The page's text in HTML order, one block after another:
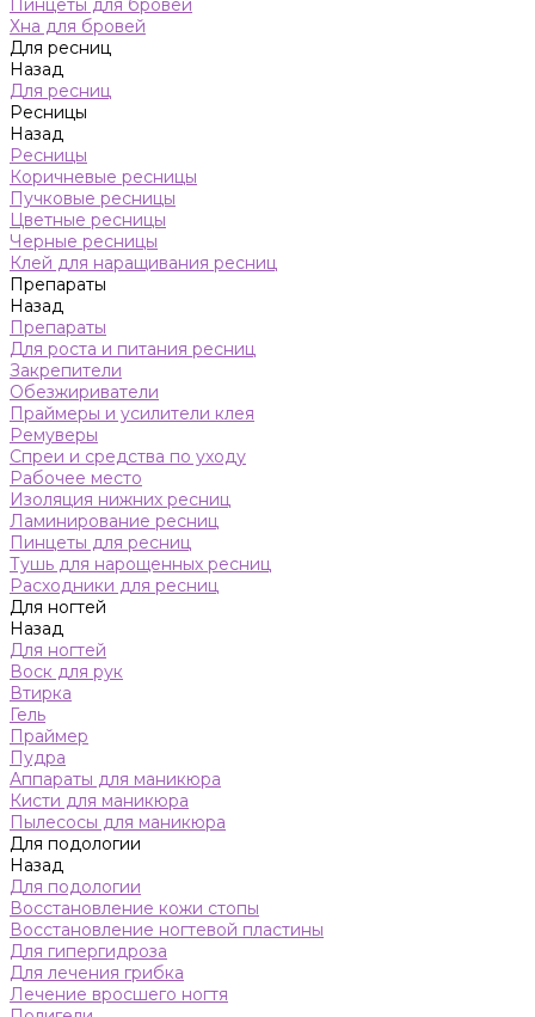
Пинцеты для бровей
Хна для бровей
Для ресниц
Назад
Для ресниц
Ресницы
Назад
Ресницы
Коричневые ресницы
Пучковые ресницы
Цветные ресницы
Черные ресницы
Клей для наращивания ресниц
Препараты
Назад
Препараты
Для роста и питания ресниц
Закрепители
Обезжириватели
Праймеры и усилители клея
Ремуверы
Спреи и средства по уходу
Рабочее место
Изоляция нижних ресниц
Ламинирование ресниц
Пинцеты для ресниц
Тушь для нарощенных ресниц
Расходники для ресниц
Для ногтей
Назад
Для ногтей
Воск для рук
Втирка
Гель
Праймер
Пудра
Аппараты для маникюра
Кисти для маникюра
Пылесосы для маникюра
Для подологии
Назад
Для подологии
Восстановление кожи стопы
Восстановление ногтевой пластины
Для гипергидроза
Для лечения грибка
Лечение вросшего ногтя